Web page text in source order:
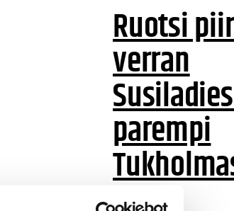
Ruotsi
verran
parempi